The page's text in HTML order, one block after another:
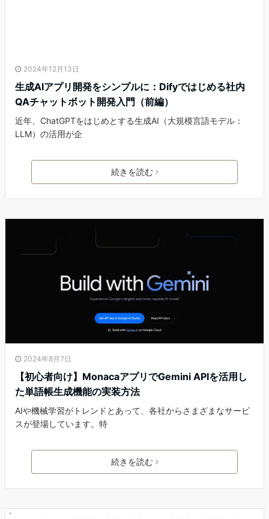
2024年12月13日
生成AIアプリ開発をシンプルに：Difyではじめる社内
QAチャットボット開発入門（前編）
近年、ChatGPTをはじめとする生成AI（大規模言語モデル：
LLM）の活用が企
続きを読む
2024年8月7日
【初心者向け】MonacaアプリでGemini APIを活用し
た単語帳生成機能の実装方法
AIや機械学習がトレンドとあって、各社からさまざまなサービ
スが登場しています。特
続きを読む